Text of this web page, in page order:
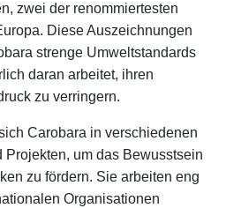
zwei der renommiertesten
Diese Auszeichnungen
strenge Umweltstandards
daran arbeitet, ihren
zu verringern.
Carobara in verschiedenen
um das Bewusstsein
zu fördern. Sie arbeiten eng
Organisationen